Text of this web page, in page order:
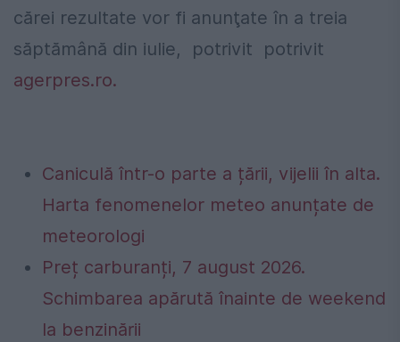
cărei rezultate vor fi anunţate în a treia
săptămână din iulie, potrivit potrivit
agerpres.ro.
Caniculă într-o parte a țării, vijelii în alta.
Harta fenomenelor meteo anunțate de
meteorologi
Preț carburanți, 7 august 2026.
Schimbarea apărută înainte de weekend
la benzinării